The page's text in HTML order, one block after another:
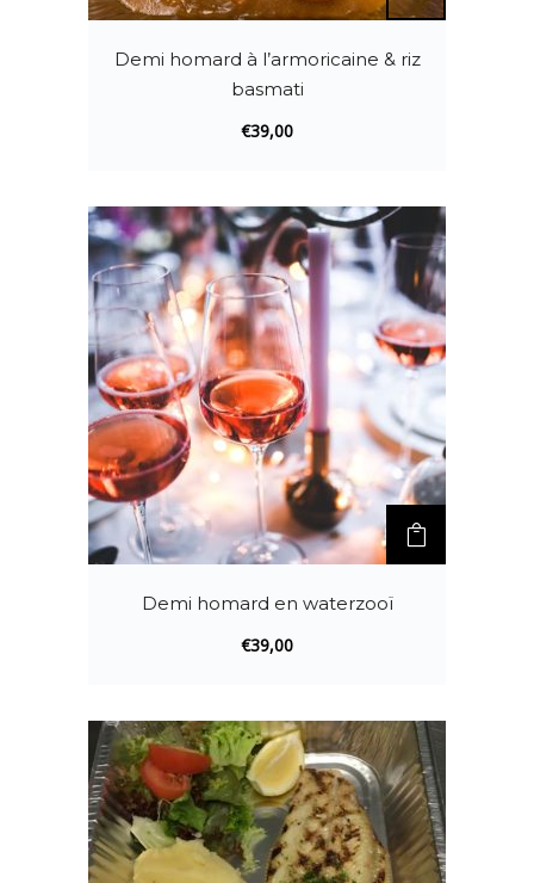
Demi homard à l’armoricaine & riz
basmati
€39,00
Demi homard en waterzooï
€39,00